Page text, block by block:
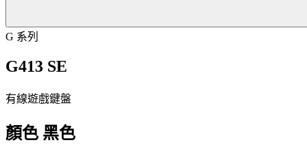
G 系列
G413 SE
有線遊戲鍵盤
顏色 黑色